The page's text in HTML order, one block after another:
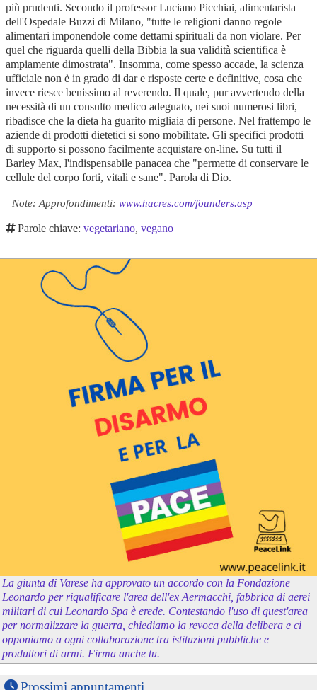
più prudenti. Secondo il professor Luciano Picchiai, alimentarista
dell'Ospedale Buzzi di Milano, "tutte le religioni danno regole
alimentari imponendole come dettami spirituali da non violare. Per
quel che riguarda quelli della Bibbia la sua validità scientifica è
ampiamente dimostrata". Insomma, come spesso accade, la scienza
ufficiale non è in grado di dar e risposte certe e definitive, cosa che
invece riesce benissimo al reverendo. Il quale, pur avvertendo della
necessità di un consulto medico adeguato, nei suoi numerosi libri,
ribadisce che la dieta ha guarito migliaia di persone. Nel frattempo le
aziende di prodotti dietetici si sono mobilitate. Gli specifici prodotti
di supporto si possono facilmente acquistare on-line. Su tutti il
Barley Max, l'indispensabile panacea che "permette di conservare le
cellule del corpo forti, vitali e sane". Parola di Dio.
Note: Approfondimenti: www.hacres.com/founders.asp
Parole chiave:vegetariano,vegano
La giunta di Varese ha approvato un accordo con la Fondazione
Leonardo per riqualificare l'area dell'ex Aermacchi, fabbrica di aerei
militari di cui Leonardo Spa è erede. Contestando l'uso di quest'area
per normalizzare la guerra, chiediamo la revoca della delibera e ci
opponiamo a ogni collaborazione tra istituzioni pubbliche e
produttori di armi. Firma anche tu.
Prossimi appuntamenti